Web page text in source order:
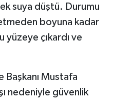
suya düştü. Durumu
boyuna kadar
çıkardı ve
Başkanı Mustafa
nedeniyle güvenlik